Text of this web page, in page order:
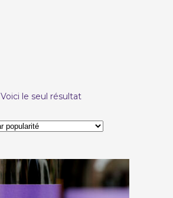
Voici le seul résultat